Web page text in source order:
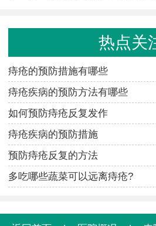
热点关
痔疮的预防措施有哪些
痔疮疾病的预防方法有哪些
如何预防痔疮反复发作
痔疮疾病的预防措施
预防痔疮反复的方法
多吃哪些蔬菜可以远离痔疮?